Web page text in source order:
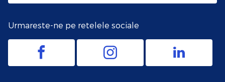
Urmareste-ne pe retelele sociale